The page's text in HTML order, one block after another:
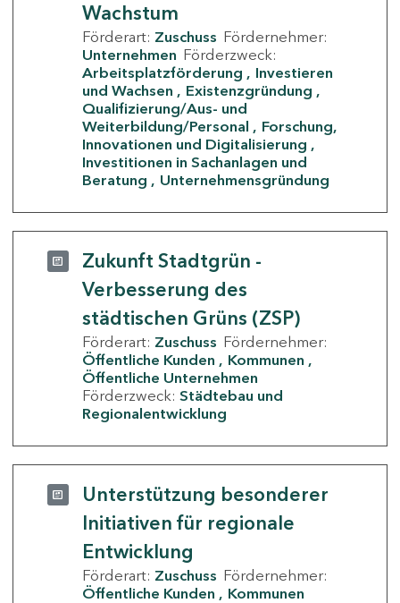
Wachstum
Förderart: Zuschuss Fördernehmer:
Unternehmen Förderzweck:
Arbeitsplatzförderung
Investieren
und Wachsen
Existenzgründung
Qualifizierung/Aus- und
Weiterbildung/Personal
Forschung,
Innovationen und Digitalisierung
Investitionen in Sachanlagen und
Beratung
Unternehmensgründung
Zukunft Stadtgrün -
Verbesserung des
städtischen Grüns (ZSP)
Förderart: Zuschuss Fördernehmer:
Öffentliche Kunden
Kommunen
Öffentliche Unternehmen
Förderzweck: Städtebau und
Regionalentwicklung
Unterstützung besonderer
Initiativen für regionale
Entwicklung
Förderart: Zuschuss Fördernehmer:
Öffentliche Kunden
Kommunen